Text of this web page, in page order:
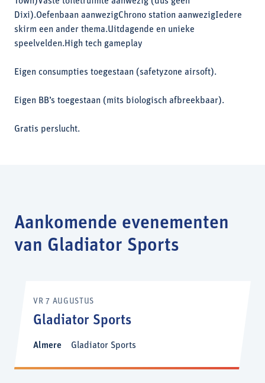
Dixi).Oefenbaan aanwezigChrono station aanwezigIedere
skirm een ander thema.Uitdagende en unieke
speelvelden.High tech gameplay
Eigen consumpties toegestaan (safetyzone airsoft).
Eigen BB’s toegestaan (mits biologisch afbreekbaar).
Gratis perslucht.
Aankomende evenementen
van Gladiator Sports
VR 7 AUGUSTUS
Gladiator Sports
Almere Gladiator Sports